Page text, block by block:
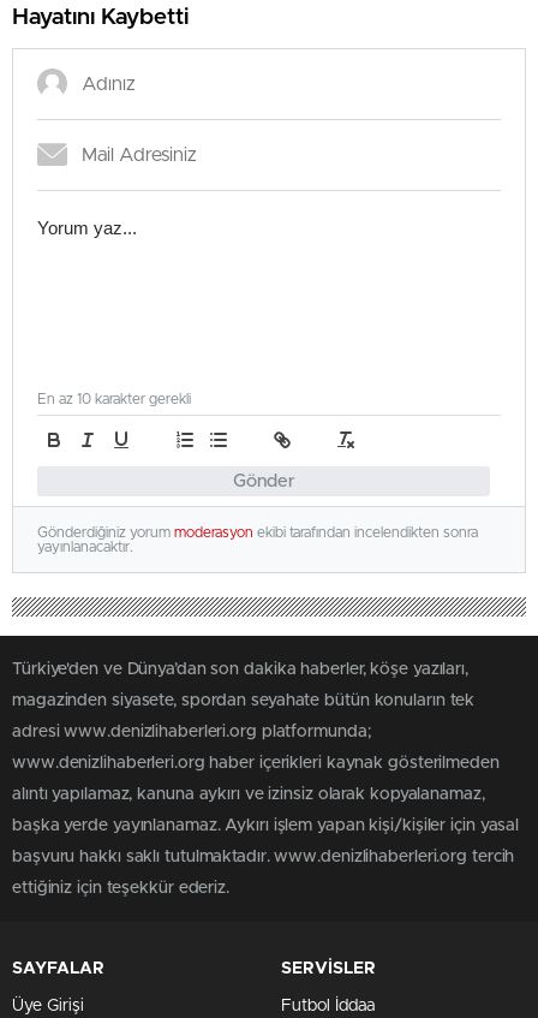
Hayatını Kaybetti
Gönder
En az 10 karakter gerekli
Gönderdiğiniz yorum moderasyon ekibi tarafından incelendikten sonra
yayınlanacaktır.
Türkiye'den ve Dünya’dan son dakika haberler, köşe yazıları,
magazinden siyasete, spordan seyahate bütün konuların tek
adresi www.denizlihaberleri.org platformunda;
www.denizlihaberleri.org haber içerikleri kaynak gösterilmeden
alıntı yapılamaz, kanuna aykırı ve izinsiz olarak kopyalanamaz,
başka yerde yayınlanamaz. Aykırı işlem yapan kişi/kişiler için yasal
başvuru hakkı saklı tutulmaktadır. www.denizlihaberleri.org tercih
ettiğiniz için teşekkür ederiz.
SAYFALAR
Üye Girişi
SERVİSLER
Futbol İddaa